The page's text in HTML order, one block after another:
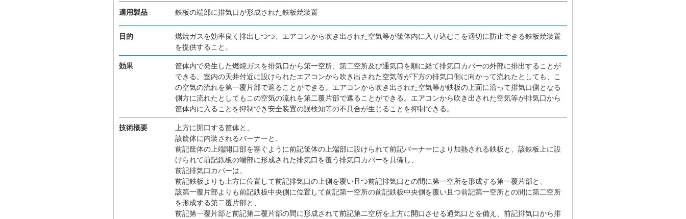
適用製品 鉄板の端部に排気口が形成された鉄板焼装置
目的
燃焼ガスを効率良く排出しつつ、エアコンから吹き出された空気等が筐体内に入り込むこを適切に防止できる鉄板焼装置
を提供すること。
効果
筐体内で発生した燃焼ガスを排気口から第一空所、第二空所及び通気口を順に経て排気口カバーの外部に排出することが
できる。室内の天井付近に設けられたエアコンから吹き出された空気等が下方の排気口側に向かって流れたとしても、こ
の空気の流れを第一覆片部で遮ることができる。エアコンから吹き出された空気等が鉄板の上面に沿って排気口側となる
側方に流れたとしてもこの空気の流れを第二覆片部で遮ることができる。エアコンから吹き出された空気等が排気口から
筐体内に入ることを抑制でき安全装置の誤検知等の不具合が生じることを抑制できる。
技術概要
上方に開口する筐体と、
該筐体に内装されるバーナーと、
前記筐体の上端開口部を塞ぐように前記筐体の上端部に設けられて前記バーナーにより加熱される鉄板と、該鉄板上に設
けられて前記鉄板の端部に形成された排気口を覆う排気口カバーを具備し、
前記排気口カバーは、
前記鉄板よりも上方に位置して前記排気口の上側を覆い且つ前記排気口との間に第一空所を形成する第一覆片部と、
該第一覆片部よりも前記鉄板中央側に位置して前記第一空所の前記鉄板中央側を覆い且つ前記第一空所との間に第二空所
を形成する第二覆片部と、
前記第一覆片部と前記第二覆片部の間に形成されて前記第二空所を上方に開口させる通気口とを備え、前記排気口から排